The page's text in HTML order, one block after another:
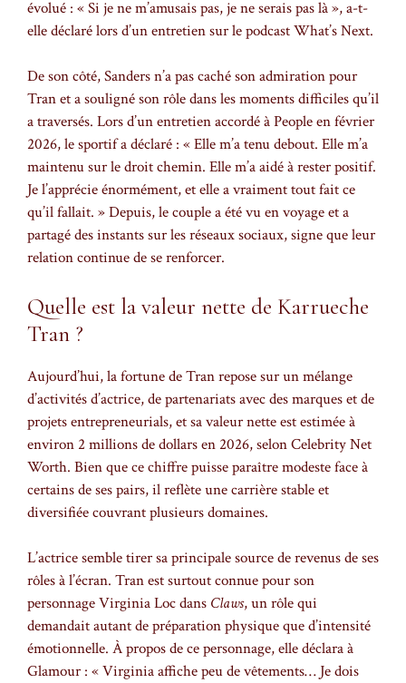
évolué : « Si je ne m’amusais pas, je ne serais pas là », a-t-
elle déclaré lors d’un entretien sur le podcast What’s Next.
De son côté, Sanders n’a pas caché son admiration pour
Tran et a souligné son rôle dans les moments difficiles qu’il
a traversés. Lors d’un entretien accordé à People en février
2026, le sportif a déclaré : « Elle m’a tenu debout. Elle m’a
maintenu sur le droit chemin. Elle m’a aidé à rester positif.
Je l’apprécie énormément, et elle a vraiment tout fait ce
qu’il fallait. » Depuis, le couple a été vu en voyage et a
partagé des instants sur les réseaux sociaux, signe que leur
relation continue de se renforcer.
Quelle est la valeur nette de Karrueche
Tran ?
Aujourd’hui, la fortune de Tran repose sur un mélange
d’activités d’actrice, de partenariats avec des marques et de
projets entrepreneurials, et sa valeur nette est estimée à
environ 2 millions de dollars en 2026, selon Celebrity Net
Worth. Bien que ce chiffre puisse paraître modeste face à
certains de ses pairs, il reflète une carrière stable et
diversifiée couvrant plusieurs domaines.
L’actrice semble tirer sa principale source de revenus de ses
rôles à l’écran. Tran est surtout connue pour son
personnage Virginia Loc dans Claws, un rôle qui
demandait autant de préparation physique que d’intensité
émotionnelle. À propos de ce personnage, elle déclara à
Glamour : « Virginia affiche peu de vêtements… Je dois